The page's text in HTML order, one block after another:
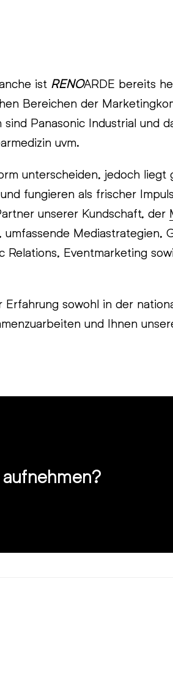
ist RENOARDE bereits
Bereichen der
Panasonic Industrial und
uvm.
unterscheiden, jedoch
fungieren als frischer
unserer Kundschaft, der
, umfassende Mediastrategien,
Eventmarketing
sowohl in der
und Ihnen